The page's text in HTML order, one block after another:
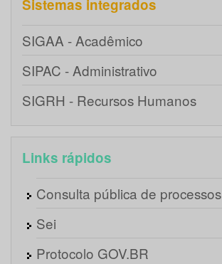
Sistemas integrados
SIGAA - Acadêmico
SIPAC - Administrativo
SIGRH - Recursos Humanos
Links rápidos
Consulta pública de processos
Sei
Protocolo GOV.BR